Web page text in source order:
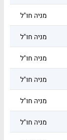
מניה חו"ל
מניה חו"ל
מניה חו"ל
מניה חו"ל
מניה חו"ל
מניה חו"ל